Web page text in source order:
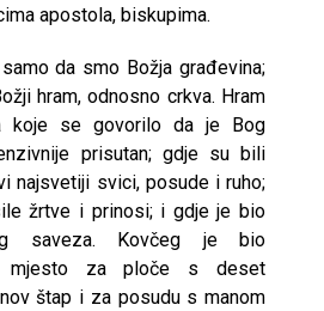
apostola, biskupima.
da smo Božja građevina;
hram, odnosno crkva. Hram
koje se govorilo da je Bog
prisutan; gdje su bili
najsvetiji svici, posude i ruho;
žrtve i prinosi; i gdje je bio
saveza. Kovčeg je bio
mjesto za ploče s deset
štap i za posudu s manom